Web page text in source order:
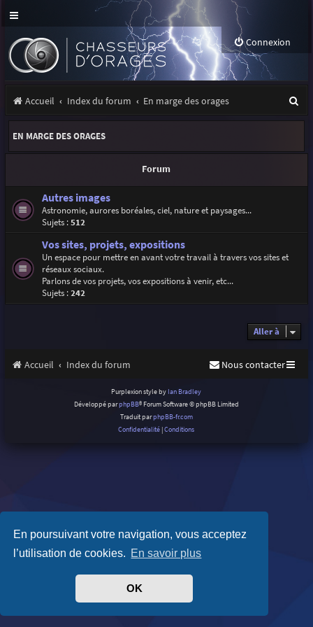
En poursuivant votre navigation, vous acceptez
l’utilisation de cookies. En savoir plus
OK
Connexion
Accueil Index du forum En marge des orages
e
e
EN MARGE DES ORAGES
Forum
Autres images
Astronomie, aurores boréales, ciel, nature et paysages...
Sujets :512
Vos sites, projets, expositions
Un espace pour mettre en avant votre travail à travers vos sites et
réseaux sociaux.
Parlons de vos projets, vos expositions à venir, etc...
Sujets :242
Aller à
Accueil Index du forum Nous contacter
Purplexion style by Ian Bradley
Développé parphpBB® Forum Software © phpBB Limited
Traduit parphpBB-fr.com
Confidentialité |Conditions